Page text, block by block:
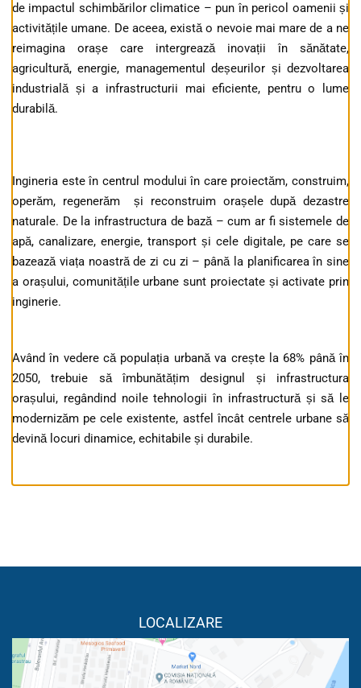
de impactul schimbărilor climatice – pun în pericol oamenii și
activitățile umane. De aceea, există o nevoie mai mare de a ne
reimagina orașe care intergrează inovații în sănătate,
agricultură, energie, managementul deșeurilor și dezvoltarea
industrială și a infrastructurii mai eficiente, pentru o lume
durabilă.
Ingineria este în centrul modului în care proiectăm, construim,
operăm, regenerăm și reconstruim orașele după dezastre
naturale. De la infrastructura de bază – cum ar fi sistemele de
apă, canalizare, energie, transport și cele digitale, pe care se
bazează viața noastră de zi cu zi – până la planificarea în sine
a orașului, comunitățile urbane sunt proiectate și activate prin
inginerie.
Având în vedere că populația urbană va crește la 68% până în
2050, trebuie să îmbunătățim designul și infrastructura
orașului, regândind noile tehnologii în infrastructură și să le
modernizăm pe cele existente, astfel încât centrele urbane să
devină locuri dinamice, echitabile și durabile.
LOCALIZARE